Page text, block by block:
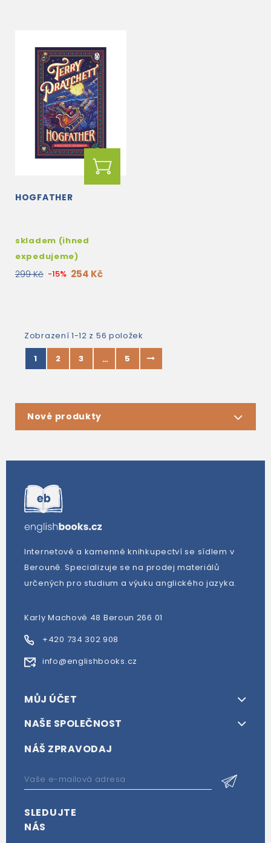
HOGFATHER
skladem (ihned
expedujeme)
299 Kč -15% 254 Kč
Zobrazení 1-12 z 56 položek
1
2 3 … 5
Nové produkty
Internetové a kamenné knihkupectví se sídlem v
Berouně. Specializuje se na prodej materiálů
určených pro studium a výuku anglického jazyka.
Karly Machové 48 Beroun 266 01
+420 734 302 908
info@englishbooks.cz
MŮJ ÚČET
NAŠE SPOLEČNOST
NÁŠ ZPRAVODAJ
SLEDUJTE
NÁS